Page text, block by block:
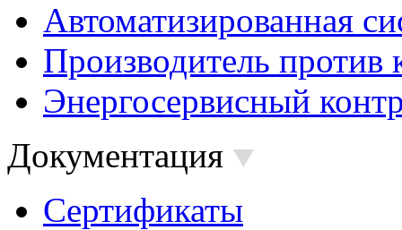
Автоматизированная
Производитель против
Энергосервисный
Документация
Сертификаты